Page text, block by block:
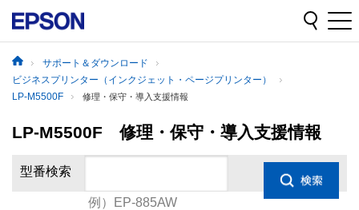
サポート＆ダウンロード
ビジネスプリンター（インクジェット・ページプリンター）
LP-M5500F
修理・保守・導入支援情報
LP-M5500F 修理・保守・導入支援情報
型番検索
例）EP-885AW